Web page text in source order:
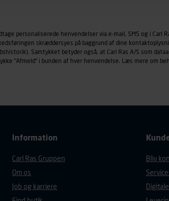
browsertype, søgeord, IP-adresse,
der anvendes.
persondatapolitik, der indeholder yderligere
personaliserede henvendelser via e-mail, SMS og i Carl
skræddersyes på baggrund af dine
Samtykket betyder også, at Carl Ras A/S som
"Afmeld" i bunden af hver henvendelse. Læs mere om
Information
Carl Ras Gruppen
Om os
Job og karriere
Bliv